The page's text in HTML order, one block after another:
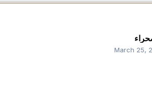
March 25,